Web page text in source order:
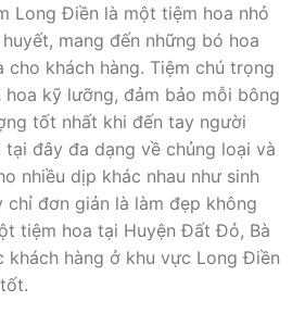
Long Điền là một tiệm hoa nhỏ
mang đến những bó hoa
khách hàng. Tiệm chú trọng
kỹ lưỡng, đảm bảo mỗi bông
tốt nhất khi đến tay người
tại đây đa dạng về chủng loại và
nhiều dịp khác nhau như sinh
chỉ đơn giản là làm đẹp không
tiệm hoa tại Huyện Đất Đỏ, Bà
khách hàng ở khu vực Long Điền